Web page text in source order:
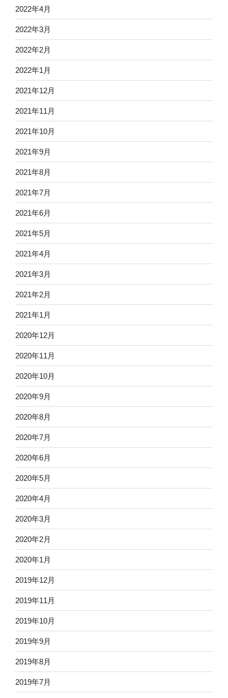
2022年4月
2022年3月
2022年2月
2022年1月
2021年12月
2021年11月
2021年10月
2021年9月
2021年8月
2021年7月
2021年6月
2021年5月
2021年4月
2021年3月
2021年2月
2021年1月
2020年12月
2020年11月
2020年10月
2020年9月
2020年8月
2020年7月
2020年6月
2020年5月
2020年4月
2020年3月
2020年2月
2020年1月
2019年12月
2019年11月
2019年10月
2019年9月
2019年8月
2019年7月